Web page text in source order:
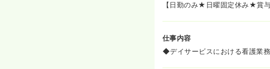
【日勤のみ★日曜固定休み★賞
仕事内容
◆デイサービスにおける看護業務